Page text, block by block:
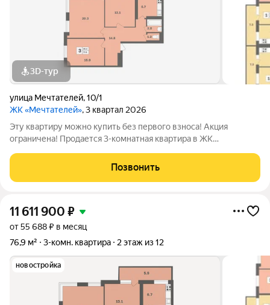
3D-тур
улица Мечтателей,10/1
ЖК «Мечтателей», 3 квартал 2026
Эту квартиру можно купить без первого взноса! Акция
ограничена! Продается 3-комнатная квартира в ЖК
77.6 кв.м.Дом из красного кирпича+монолит. Действуют все
ипотечные программы с
Позвонить
11 611 900 ₽
от 55 688 ₽ в месяц
76,9 м²
3-комн. квартира 2 этаж из 12
новостройка